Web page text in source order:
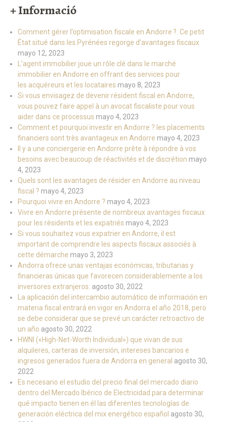
+ Informació
Comment gérer l’optimisation fiscale en Andorre ?. Ce petit
État situé dans les Pyrénées regorge d’avantages fiscaux
mayo 12, 2023
L’agent immobilier joue un rôle clé dans le marché
immobilier en Andorre en offrant des services pour
les acquéreurs et les locataires mayo 8, 2023
Si vous envisagez de devenir résident fiscal en Andorre,
vous pouvez faire appel à un avocat fiscaliste pour vous
aider dans ce processus mayo 4, 2023
Comment et pourquoi investir en Andorre ? les placements
financiers sont très avantageux en Andorre mayo 4, 2023
Il y a une conciergerie en Andorre prête à répondre à vos
besoins avec beaucoup de réactivités et de discrétion mayo
4, 2023
Quels sont les avantages de résider en Andorre au niveau
fiscal ? mayo 4, 2023
Pourquoi vivre en Andorre ? mayo 4, 2023
Vivre en Andorre présente de nombreux avantages fiscaux
pour les résidents et les expatriés mayo 4, 2023
Si vous souhaitez vous expatrier en Andorre, il est
important de comprendre les aspects fiscaux associés à
cette démarche mayo 3, 2023
Andorra ofrece unas ventajas económicas, tributarias y
financieras únicas que favorecen considerablemente a los
inversores extranjeros. agosto 30, 2022
La aplicación del intercambio automático de información en
materia fiscal entrará en vigor en Andorra el año 2018, pero
se debe considerar que se prevé un carácter retroactivo de
un año agosto 30, 2022
HWNI («High-Net-Worth Individual») que vivan de sus
alquileres, carteras de inversión, intereses bancarios e
ingresos generados fuera de Andorra en general agosto 30,
2022
Es necesario el estudio del precio final del mercado diario
dentro del Mercado Ibérico de Electricidad para determinar
qué impacto tienen en él las diferentes tecnologías de
generación eléctrica del mix energético español agosto 30,